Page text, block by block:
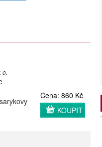
o.
Cena: 860 Kč
KOUPIT